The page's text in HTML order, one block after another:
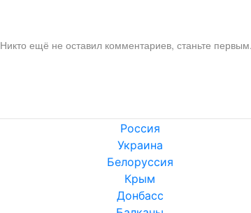
Никто ещё не оставил комментариев, станьте первым.
Россия
Украина
Белоруссия
Крым
Донбасс